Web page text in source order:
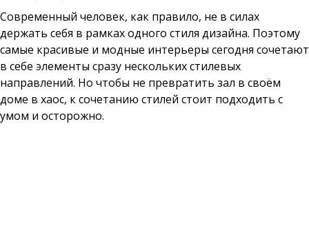
Современный человек, как правило, не в силах
держать себя в рамках одного стиля дизайна. Поэтому
самые красивые и модные интерьеры сегодня сочетают
в себе элементы сразу нескольких стилевых
направлений. Но чтобы не превратить зал в своём
доме в хаос, к сочетанию стилей стоит подходить с
умом и осторожно.